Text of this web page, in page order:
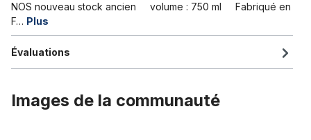
NOS nouveau stock ancien volume : 750 ml Fabriqué en
F… Plus
Évaluations
Images de la communauté